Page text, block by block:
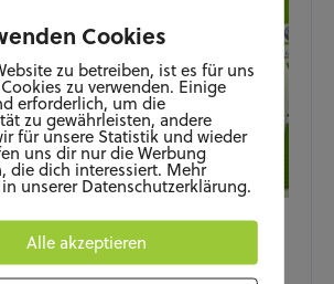
Chef-Trainer Stephan
Cookies
zu betreiben, ist es für uns
zu verwenden. Einige
erforderlich, um die
zu gewährleisten, andere
für unsere Statistik und wieder
uns dir nur die Werbung
die dich interessiert. Mehr
unserer Datenschutzerklärung.
Alle akzeptieren